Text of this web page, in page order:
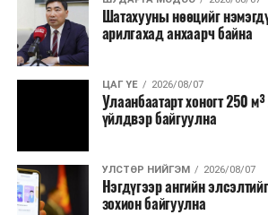
болон арилжааны банкуудтай
бүтээгдэхүүний нөөц бүрдүүлэх,
борлуулах бүх шатанд цахим
үйлдэж, бүртгэлийг ил тод болгох юм.
2026 оны намар бэлтгэж, 2027 оны
Засаг дарга Б.Пүрэвдагваг
ажиллахыг Ерөнхий сайд үүрэг
Шатахууны нөөцийг
арилгахад анхаарч байна
ЦАГ ҮЕ 2026/08/07
Улаанбаатарт хоногт 250
үйлдвэр байгуулна
УЛСТӨР НИЙГЭМ 2026/08/07
Нэгдүгээр ангийн
зохион байгуулна